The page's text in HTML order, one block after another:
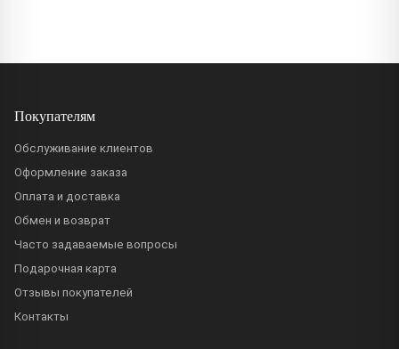
Покупателям
Обслуживание клиентов
Оформление заказа
Оплата и доставка
Обмен и возврат
Часто задаваемые вопросы
Подарочная карта
Отзывы покупателей
Контакты